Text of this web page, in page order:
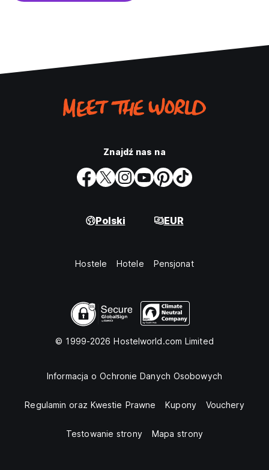
Znajdź nas na
Polski EUR
Hostele Hotele Pensjonat
© 1999-2026 Hostelworld.com Limited
Informacja o Ochronie Danych Osobowych
Regulamin oraz Kwestie Prawne Kupony Vouchery
Testowanie strony Mapa strony